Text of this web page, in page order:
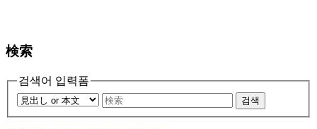
検索
검색어 입력폼
검색